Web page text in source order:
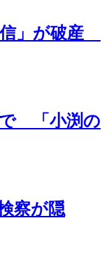
」が破産
で 「小渕の
察が隠